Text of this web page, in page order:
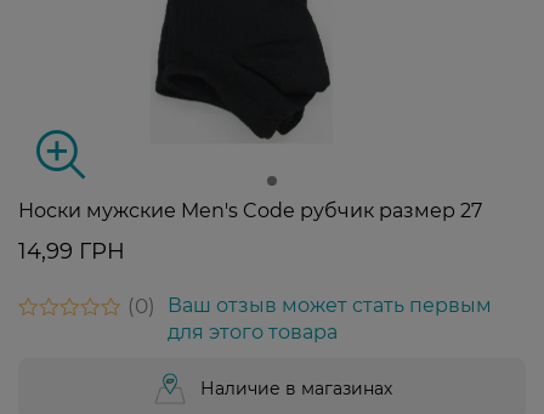
Носки мужские Men's Code рубчик размер 27
14,99 ГРН
0
Ваш отзыв может стать первым
для этого товара
Наличие в магазинах